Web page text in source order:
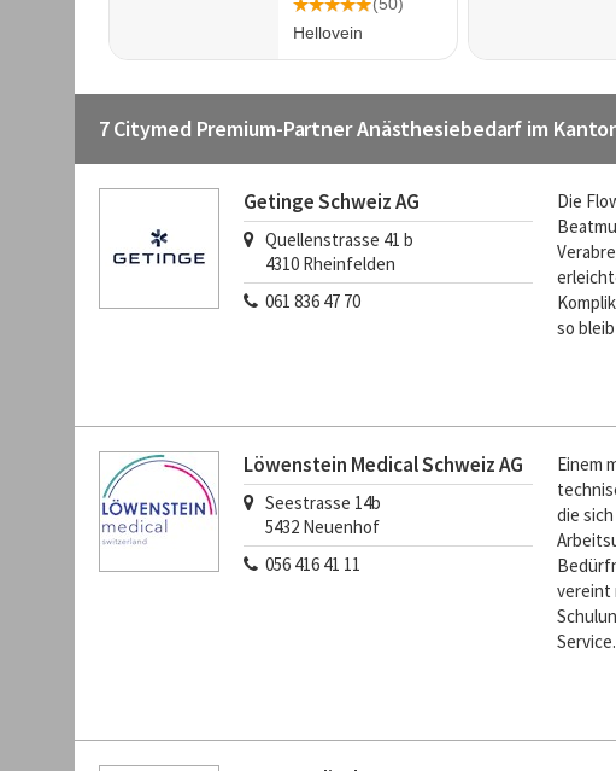
7 Citymed Premium-Partner Anästhesiebedarf im
Getinge Schweiz AG
Quellenstrasse 41 b
4310 Rheinfelden
061 836 47 70
Die
so
Löwenstein Medical Schweiz AG
Seestrasse 14b
5432 Neuenhof
056 416 41 11
Einem
die
vereint
Service.